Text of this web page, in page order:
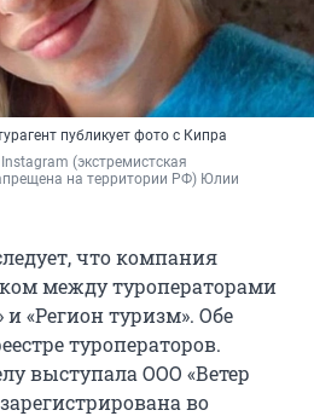
публикует фото с Кипра
(экстремистская
на территории РФ) Юлии
что компания
между туроператорами
и «Регион туризм». Обе
туроператоров.
выступала ООО «Ветер
во